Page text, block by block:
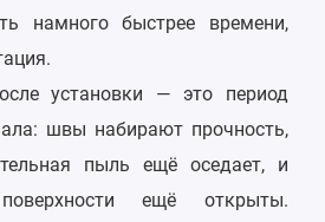
намного быстрее времени,
установки — это период
швы набирают прочность,
пыль ещё оседает, и
ещё открыты.